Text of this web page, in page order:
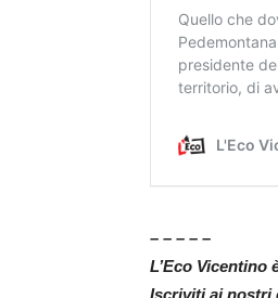
– – – – –
L’Eco Vicentino